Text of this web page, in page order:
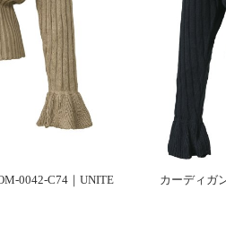
0042-C74｜UNITE カーディガ